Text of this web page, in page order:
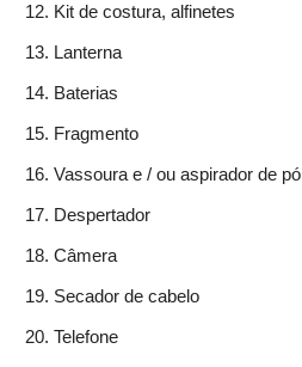
Kit de costura, alfinetes
Lanterna
Baterias
Fragmento
Vassoura e / ou aspirador de pó
Despertador
Câmera
Secador de cabelo
Telefone